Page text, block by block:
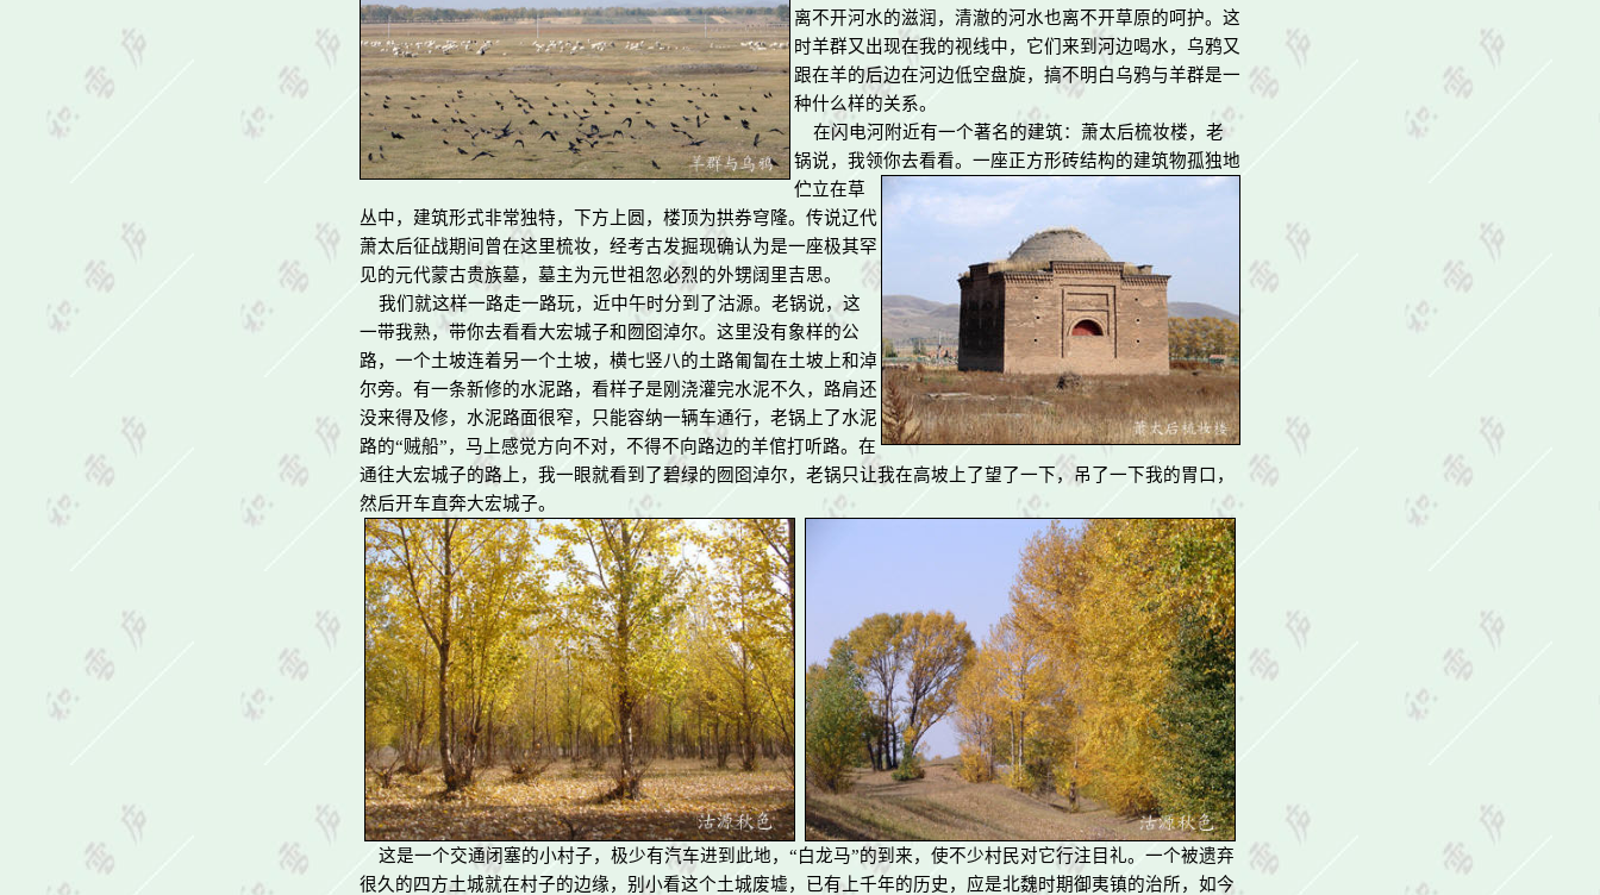
离不开河水的滋润，清澈的河水也离不开草原的呵护。这
时羊群又出现在我的视线中，它们来到河边喝水，乌鸦又
跟在羊的后边在河边低空盘旋，搞不明白乌鸦与羊群是一
种什么样的关系。
在闪电河附近有一个著名的建筑： 萧太后梳妆楼，老
锅说，我领你去看看。一座正方形砖结构的建筑物孤独地
伫立在草
丛中，建筑形式非常独特，下方上圆，楼 顶为拱券穹隆。 传说辽代
萧太后征战期间曾在这里梳妆，经考古发掘现确认为是一座极其罕
见的元代蒙古贵族墓，墓主为元世祖忽必烈的外甥阔里吉思。
我们就这样一路走一路玩，近中午时分到了沽源。老锅说，这
一带我熟，带你去看看大宏城子和囫囵淖尔。这里没有象样的公
路，一个土坡连着另一个土坡，横七竖八的土路匍匐在土坡上和淖
尔旁。有一条新修的水泥路，看样子是刚浇灌完水泥不久，路肩还
没来得及修，水泥路面很窄，只能容纳一辆车通行，老锅上了水泥
路的“贼船”，马上感觉方向不对，不得不向路边的羊倌打听路。在
通往大宏城子的路上，我一眼就看到了碧绿的囫囵淖尔，老锅只让我在高坡上了望了一下，吊了一下我的胃口，
然后开车直奔大宏城子。
这是一个交通闭塞的小村子，极少有汽车进到此地，“白龙马”的到来，使不少村民对它行注目礼。一个被遗弃
很久的四方土城就在村子的边缘，别小看这个土城废墟，已有上千年的历史，应是北魏时期御夷镇的治所，如今